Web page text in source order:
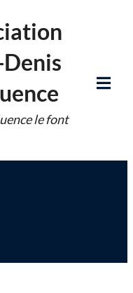
le font